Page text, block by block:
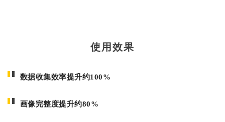
使用效果
数据收集效率提升约100%
画像完整度提升约80%